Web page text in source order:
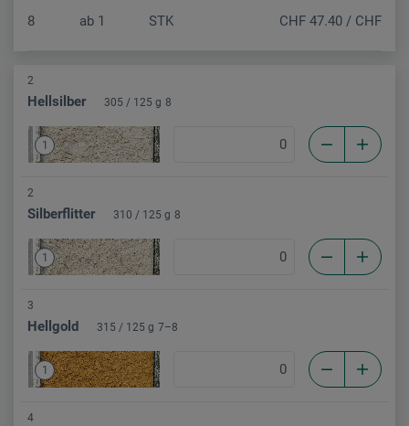
8 ab 1 STK CHF 47.40 / CHF
2
Hellsilber 305 / 125 g 8
1
2
Silberflitter 310 / 125 g 8
1
3
Hellgold 315 / 125 g 7–8
1
4